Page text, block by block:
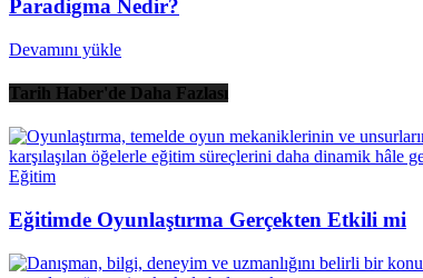
Paradigma Nedir?
Devamını yükle
Tarih Haber'de Daha Fazlası
Eğitim
Eğitimde Oyunlaştırma Gerçekten Etkili mi